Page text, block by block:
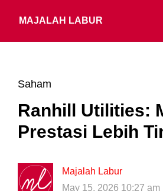
MAJALAH LABUR
Saham
Ranhill Utilities:
Prestasi Lebih
Majalah Labur
May 15, 2026 10:27 am